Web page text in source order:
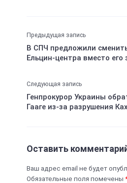
Предыдущая запись
В СПЧ предложили
Ельцин-центра вместо его
Следующая запись
Генпрокурор Украины
Гааге из-за разрушения
Оставить
Ваш адрес email не будет
Обязательные поля помечены